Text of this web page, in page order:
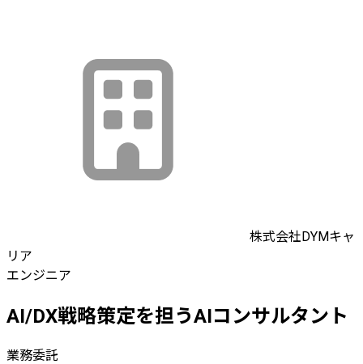
株式会社DYMキャ
リア
エンジニア
AI/DX戦略策定を担うAIコンサルタント
業務委託